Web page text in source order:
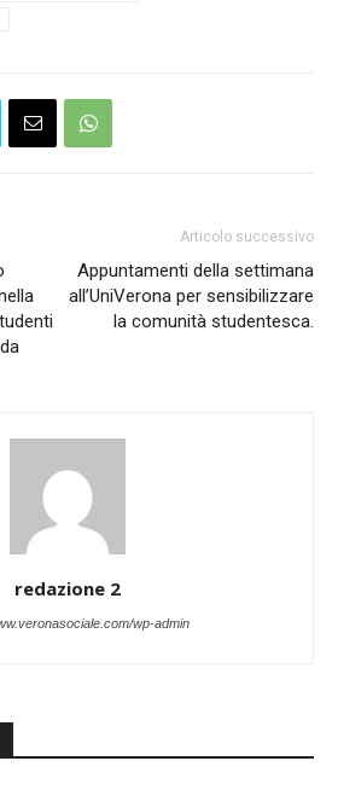
Articolo successivo
Appuntamenti della settimana
all’UniVerona per sensibilizzare
la comunità studentesca.
redazione 2
wp-admin